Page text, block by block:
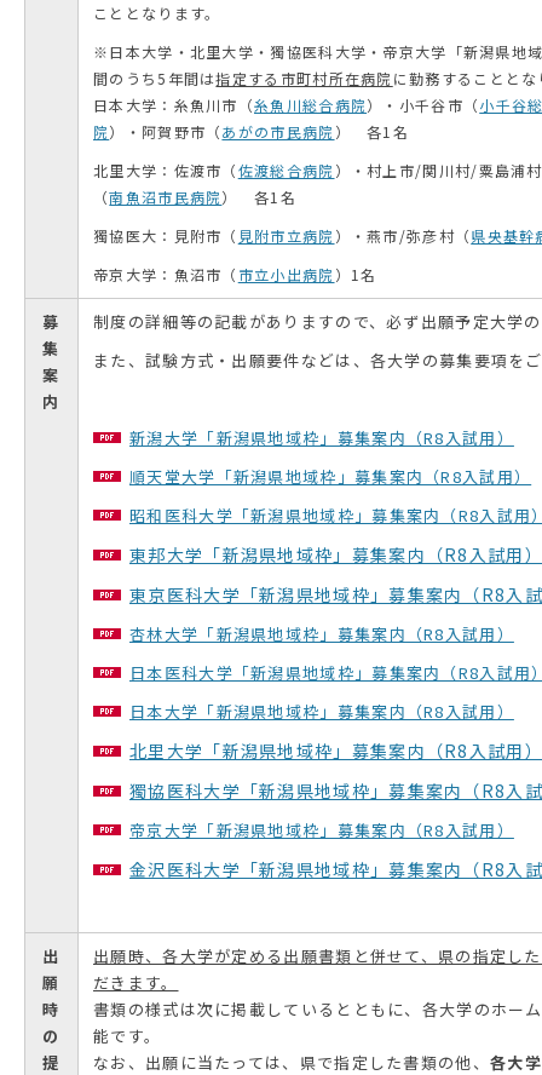
こととなります。
※日本大学・北里大学・獨協医科大学・帝京大学「新潟県地
間のうち5年間は指定する市町村所在病院 に勤務することとな
日本大学：糸魚川市（糸魚川総合病院）・小千谷市（小千谷
院）・阿賀野市（あがの市民病院 ） 各1名
北里大学：佐渡市（佐渡総合病院 ）・村上市/関川村/粟島浦
（南魚沼市民病院） 各1名
獨協医大：見附市（ 見附市立病院 ）・燕市/弥彦村（県央基幹
帝京大学：魚沼市（ 市立小出病院 ）1名
募
集
案
内
制度の詳細等の記載がありますので、必ず出願予定大学
また、試験方式・出願要件などは、各大学の募集要項を
新潟大学「新潟県地域枠」募集案内（R8入試用）
順天堂大学「新潟県地域枠」募集案内（R8入試用）
昭和医科大学「新潟県地域枠」募集案内（R8入試用
東邦大学「新潟県地域枠」募集案内（R8入試用）
東京医科大学「新潟県地域枠」募集案内（R8入
杏林大学「新潟県地域枠」募集案内（R8入試用）
日本医科大学「新潟県地域枠」募集案内（R8入試用
日本大学「新潟県地域枠」募集案内（R8入試用）
北里大学「新潟県地域枠」募集案内（R8入試用）
獨協医科大学「新潟県地域枠」募集案内（R8入
帝京大学「新潟県地域枠」募集案内（R8入試用）
金沢医科大学「新潟県地域枠」募集案内（R8入
出
願
時
の
提
出願時、各大学が定める出願書類と併せて、県の指定し
だきます。
書類の様式は次に掲載しているとともに、各大学のホー
能です。
なお、出願に当たっては、県で指定した書類の他、 各大